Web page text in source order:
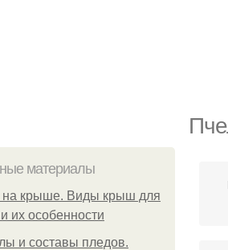
материалы
на крыше. Виды крыш для
их особенности
и составы пледов.